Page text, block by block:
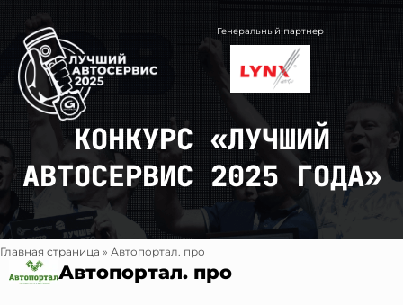
содержимому
Генеральный партнер
КОНКУРС «ЛУЧШИЙ
АВТОСЕРВИС 2025 ГОДА»
Главная страница » Автопортал. про
Автопортал. про